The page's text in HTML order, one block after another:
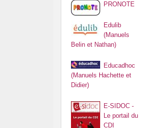
PRONOTE
Edulib
(Manuels
Belin et Nathan)
Educadhoc
(Manuels Hachette et
Didier)
E-SIDOC -
Le portail du
CDI